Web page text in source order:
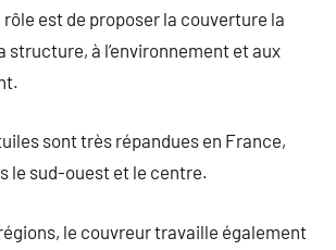
est de proposer la couverture la
structure, à l’environnement et aux
sont très répandues en France,
le sud-ouest et le centre.
le couvreur travaille également